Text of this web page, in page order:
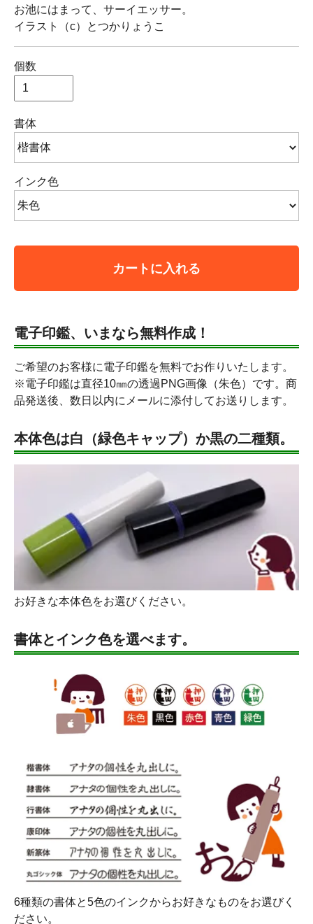
お池にはまって、サーイエッサー。
イラスト（c）とつかりょうこ
個数
書体
インク色
カートに入れる
電子印鑑、いまなら無料作成！
ご希望のお客様に電子印鑑を無料でお作りいたします。
※電子印鑑は直径10㎜の透過PNG画像（朱色）です。商
品発送後、数日以内にメールに添付してお送りします。
本体色は白（緑色キャップ）か黒の二種類。
お好きな本体色をお選びください。
書体とインク色を選べます。
6種類の書体と5色のインクからお好きなものをお選びく
ださい。